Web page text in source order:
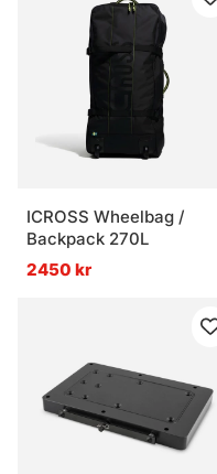
ICROSS Wheelbag /
Backpack 270L
2450 kr